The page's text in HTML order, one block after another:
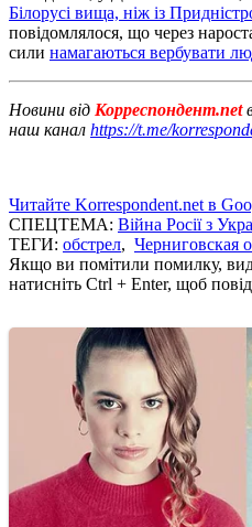
Білорусі вища, ніж із
повідомлялося, що через
сили намагаються вербувати
Новини від Корреспондент.net
наш канал https://t.me/
Читайте Korrespondent.net в
СПЕЦТЕМА: Війна Росії з
ТЕГИ: обстрел, Черниговская
Якщо ви помітили помилку,
натисніть Ctrl + Enter, щоб